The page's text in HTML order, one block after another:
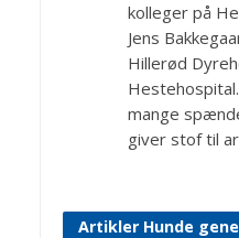
kolleger på
Jens
Hillerød
mange
giver stof til
Artikler Hunde